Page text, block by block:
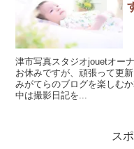
津市写真スタジオjouetオー
お休みですが、頑張って更
みがてらのブログを楽しむ
中は撮影日記を...
ス